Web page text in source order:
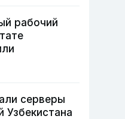
рабочий
серверы
Узбекистана